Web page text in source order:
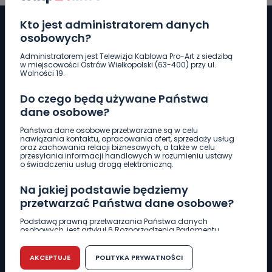
Kto jest administratorem danych
osobowych?
Administratorem jest Telewizja Kablowa Pro-Art z siedzibą
w miejscowości Ostrów Wielkopolski (63-400) przy ul.
Wolności 19.
Do czego będą używane Państwa
dane osobowe?
Państwa dane osobowe przetwarzane są w celu
nawiązania kontaktu, opracowania ofert, sprzedaży usług
oraz zachowania relacji biznesowych, a także w celu
przesyłania informacji handlowych w rozumieniu ustawy
o świadczeniu usług drogą elektroniczną.
Na jakiej podstawie będziemy
przetwarzać Państwa dane osobowe?
Podstawą prawną przetwarzania Państwa danych
osobowych, jest artykuł 6 Rozporządzenia Parlamentu
r. w sprawie ochrony osób fizycznych w związku z
przetwarzaniem danych osobowych w sprawie
swobodnego przepływu takich danych oraz uchylenia
AKCEPTUJE POLITYKA PRYWATNOŚCI
Pobierz logotyp
LINIA INTERWENCYJNA
661 997 997
REDAKCJA
62 735 22 22redakcja@wlkp24.info
DZIAŁ REKLAMY
62 735 01 85 reklama@wlkp24.info
WIADOMOŚCI